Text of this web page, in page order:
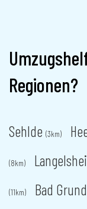
Regionen?
Sehlde (3km)
(8km)
(11km) Bad